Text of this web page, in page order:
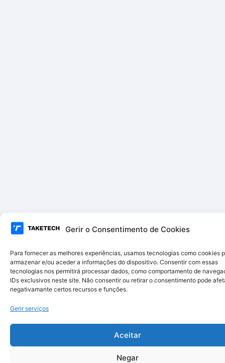
Gerir o Consentimento de Cookies
Para fornecer as melhores experiências, usamos tecnologias como cookies
armazenar e/ou aceder a informações do dispositivo. Consentir com essas
tecnologias nos permitirá processar dados, como comportamento de
IDs exclusivos neste site. Não consentir ou retirar o consentimento pode
negativamante certos recursos e funções.
Gerir serviços
Aceitar
Negar